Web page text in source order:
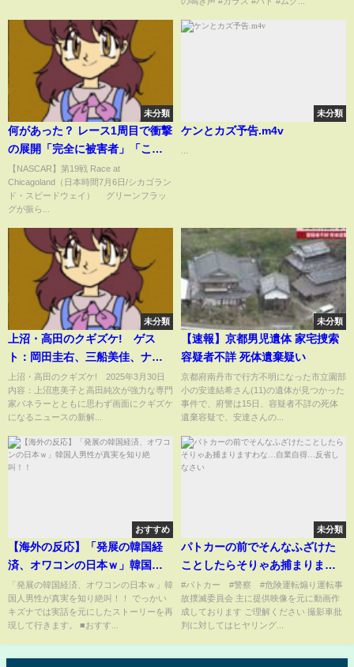
未分類
何があった？ レース1周目で衝撃
の展開「完全に被害者」「これ
は可哀想」まさかの0周リタイア
に放送席＆ネットも同情
(ABEMA TIMES)
【NASCAR】第19戦 Race at
Chicagoland（日本時間7月6日/シカゴラン
ド・スピードウェイ） グリーンフラッ
グが振ら...
未分類
ケンとカズ予告.m4v
未分類
上沼・高田のクギズケ! ゲス
ト：岡田圭右、三船美佳、ナジ
ャ・グランディーバ、アントニ
ー 3月30日
上沼・高田のクギズケ! 2025年3月30日
内容：上沼恵美子と高田純次が強力な専門
家パネラーとともに思わず画面にクギズケ
になるニュースの新解...
未分類
【速報】京都男児遺体 家宅捜索
容疑者不詳 死体遺棄疑い
京都府南丹市で行方不明になった市立園部
小の安達結希さん(11)の遺体が見つかった
事件で、府警は15日、容疑者不詳の死体
遺棄容疑で、安達さんの...
おすすめ
【海外の反応】「発展の韓国経
済、オワコンの日本ｗ」韓国人
男性が真実を知り絶叫！！
「発展の韓国経済、オワコンの日本ｗ」韓
国人男性が真実を知り絶叫！！ でっかい
キズナでは実話を元にしたストーリーを再
現して行きます。 ■おすす...
未分類
パトカーの前でそんなふざけた
ことしたらそりゃあ捕まります
わな…自業自得…反省しなさい
#パトカー #警察 #危険運転煽り運転事
故撲滅委員会 主に提供映像を元に動画作
成しております ご理解ください 撮影車批
判に対してはヒヤリング...